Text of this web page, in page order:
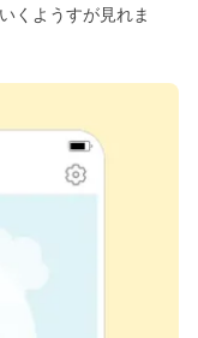
くようすが見れま